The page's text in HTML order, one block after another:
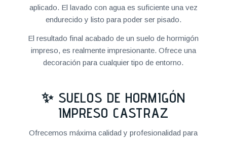
aplicado. El lavado con agua es suficiente una vez
endurecido y listo para poder ser pisado.
El resultado final acabado de un suelo de hormigón
impreso, es realmente impresionante. Ofrece una
decoración para cualquier tipo de entorno.
✨ SUELOS DE HORMIGÓN
IMPRESO CASTRAZ
Ofrecemos máxima calidad y profesionalidad para